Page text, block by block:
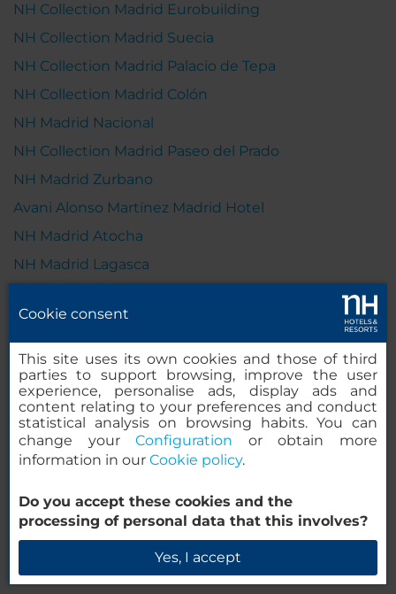
NH Collection Madrid Eurobuilding
NH Collection Madrid Suecia
NH Collection Madrid Palacio de Tepa
NH Collection Madrid Colón
NH Madrid Nacional
NH Collection Madrid Paseo del Prado
NH Madrid Zurbano
Avani Alonso Martínez Madrid Hotel
NH Madrid Atocha
NH Madrid Lagasca
NH Madrid Príncipe de Vergara
NH Madrid Balboa
NH Collection Madrid Abascal
NH Madrid Chamberí
NH Madrid Paseo de la Habana
NH Madrid Ventas
NH Collection Palacio de Aranjuez
NH Pozuelo Ciudad de la Imagen
NH Alcorcón
Cookie consent
This site uses its own cookies and those of third
parties to support browsing, improve the user
experience, personalise ads, display ads and
content relating to your preferences and conduct
statistical analysis on browsing habits. You can
change yourConfiguration or obtain more
information in our Cookie policy.
Do you accept these cookies and the
processing of personal data that this involves?
Yes, I accept